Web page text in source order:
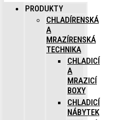
PRODUKTY
CHLADÍRENSKÁ
A
MRAZÍRENSKÁ
TECHNIKA
CHLADICÍ
A
MRAZICÍ
BOXY
CHLADICÍ
NÁBYTEK